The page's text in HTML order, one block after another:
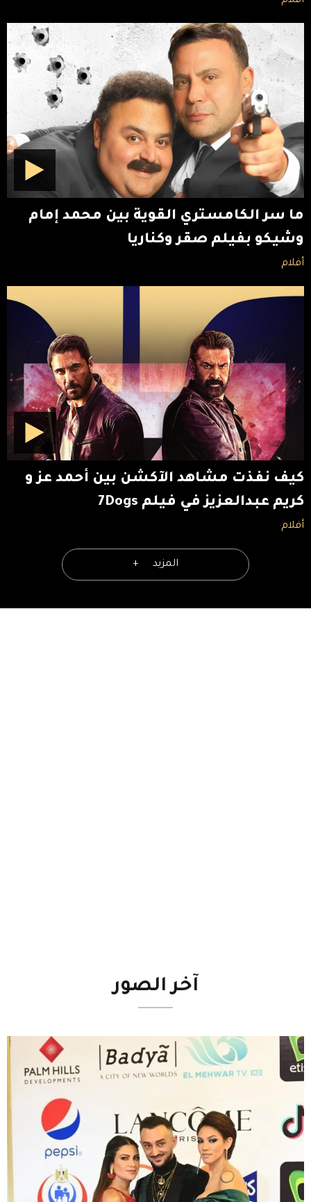
ما سر الكامستري القوية بين محمد إمام
وشيكو بفيلم صقر وكناريا
أفلام
كيف نفذت مشاهد الآكشن بين أحمد عز و
كريم عبدالعزيز في فيلم 7Dogs
أفلام
المزيد
آخر الصور